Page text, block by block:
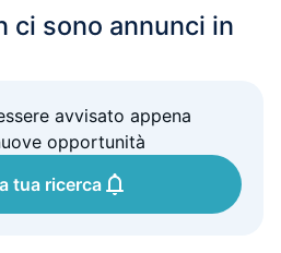
ci sono annunci in
avvisato appena
opportunità
tua ricerca